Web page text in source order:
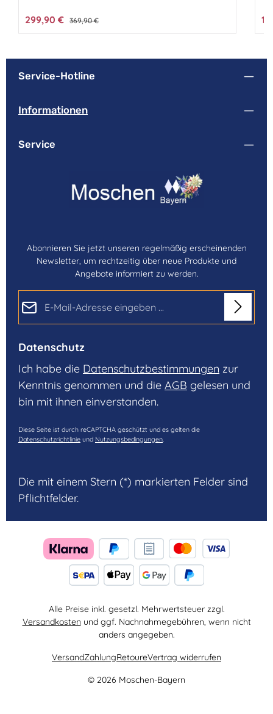
Verkaufspreis:
299,90 € Regulärer Preis:
369,90 €
Service-Hotline
Informationen
Service
Abonnieren Sie jetzt unseren regelmäßig erscheinenden
Newsletter, um rechtzeitig über neue Produkte und
Angebote informiert zu werden.
Datenschutz
Ich habe die Datenschutzbestimmungen zur
Kenntnis genommen und die AGB gelesen und
bin mit ihnen einverstanden.
Diese Seite ist durch reCAPTCHA geschützt und es gelten die
Datenschutzrichtlinie und Nutzungsbedingungen
Die mit einem Stern (*) markierten Felder sind
Pflichtfelder.
Alle Preise inkl. gesetzl. Mehrwertsteuer zzgl.
Versandkosten und ggf. Nachnahmegebühren, wenn nicht
anders angegeben.
© 2026 Moschen-Bayern
VersandZahlungRetoureVertrag widerrufen